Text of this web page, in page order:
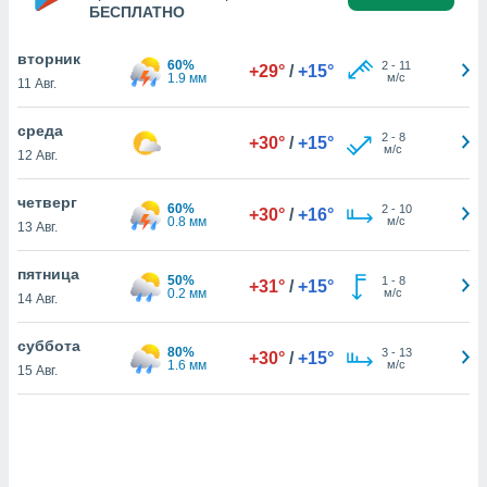
нашим
мы
что
сайту,
cookie
БЕСПЛАТНО
вторник
11 Авг.
60%
1.9 мм
+29° / +15° 2- 11
м/с
среда
12 Авг.
+30° / +15° 2- 8
м/с
четверг
13 Авг.
60%
0.8 мм
+30° / +16° 2- 10
м/с
пятница
14 Авг.
50%
0.2 мм
+31° / +15° 1 - 8
м/с
суббота
15 Авг.
80%
1.6 мм
+30° / +15° 3- 13
м/с